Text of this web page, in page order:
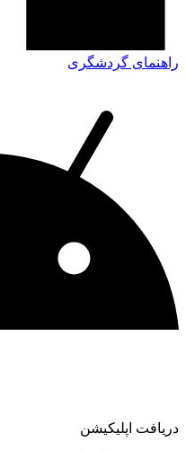
راهنمای گردشگری
دریافت اپلیکیشن